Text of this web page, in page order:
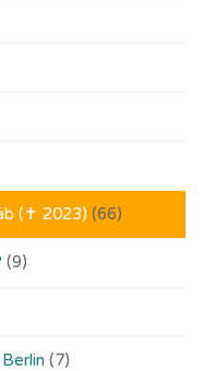
(✝ 2023) (66)
(9)
(7)